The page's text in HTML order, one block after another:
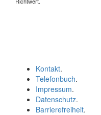
Kontakt.
Telefonbuch.
Impressum.
Datenschutz.
Barrierefreiheit.